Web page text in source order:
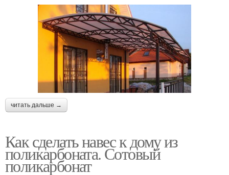
читать дальше →
Как сделать навес к дому из
поликарбоната. Сотовый
поликарбонат